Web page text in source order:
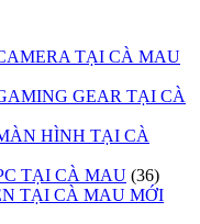
TẠI CÀ MAU
GEAR TẠI CÀ
HÌNH TẠI CÀ
TẠI CÀ MAU (36)
TẠI CÀ MAU MỚI